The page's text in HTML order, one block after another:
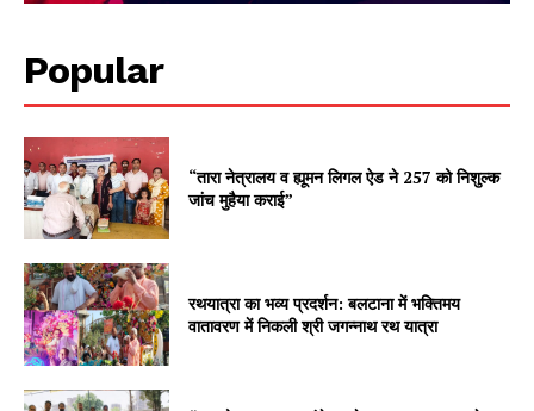
Popular
“तारा नेत्रालय व ह्यूमन लिगल ऐड ने 257 को निशुल्क
जांच मुहैया कराई”
रथयात्रा का भव्य प्रदर्शन: बलटाना में भक्तिमय
वातावरण में निकली श्री जगन्नाथ रथ यात्रा